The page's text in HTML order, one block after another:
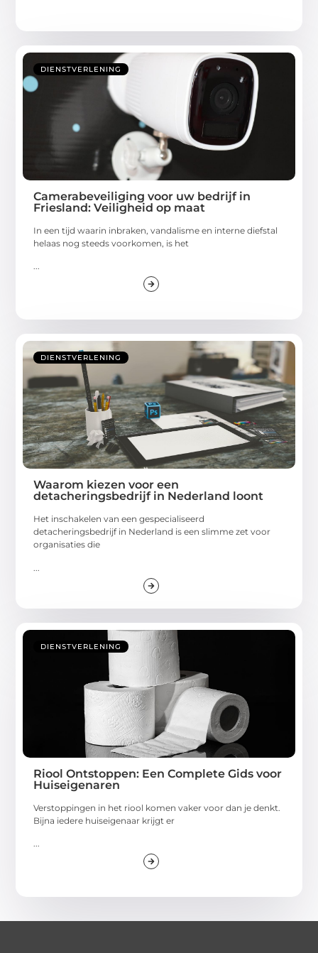
DIENSTVERLENING
Camerabeveiliging voor uw bedrijf in
Friesland: Veiligheid op maat
In een tijd waarin inbraken, vandalisme en interne diefstal
helaas nog steeds voorkomen, is het
...
DIENSTVERLENING
Waarom kiezen voor een
detacheringsbedrijf in Nederland loont
Het inschakelen van een gespecialiseerd
detacheringsbedrijf in Nederland is een slimme zet voor
organisaties die
DIENSTVERLENING
Riool Ontstoppen: Een Complete Gids voor
Huiseigenaren
Verstoppingen in het riool komen vaker voor dan je denkt.
Bijna iedere huiseigenaar krijgt er